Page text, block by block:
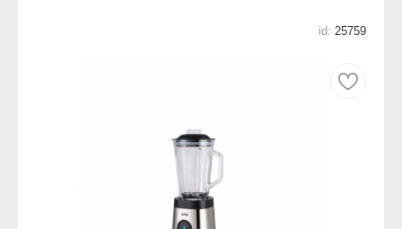
id: 25759